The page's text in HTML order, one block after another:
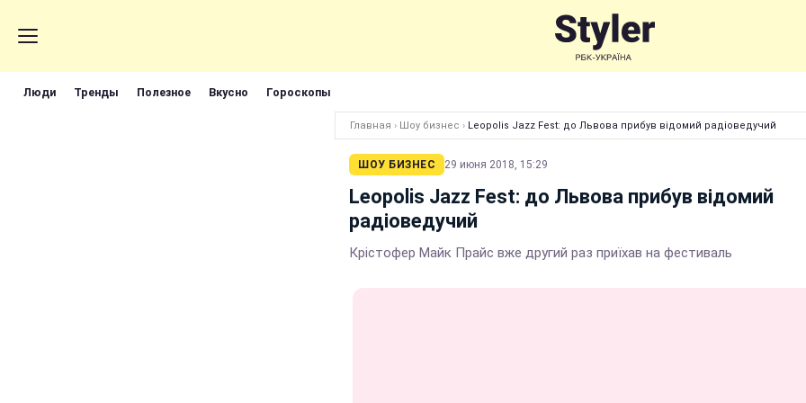
Люди Тренды Полезное Вкусно Гороскопы
Главная › Шоу бизнес › Leopolis Jazz Fest: до Львова прибув відомий радіоведучий
ШОУ БИЗНЕС 29 июня 2018, 15:29
Leopolis Jazz Fest: до Львова прибув відомий
радіоведучий
Крістофер Майк Прайс вже другий раз приїхав на фестиваль